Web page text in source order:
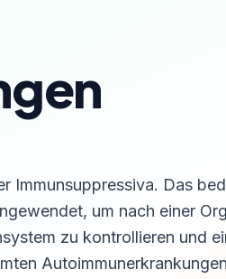
Immunsuppressiva. Das
um nach einer
zu kontrollieren und